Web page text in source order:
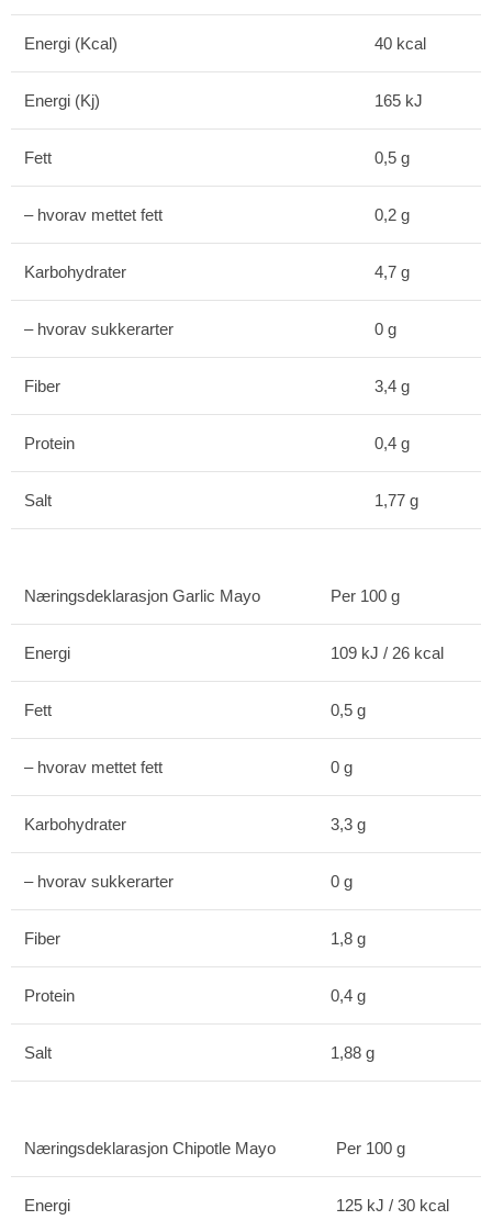
Energi (Kcal) 40 kcal
Energi (Kj) 165 kJ
Fett 0,5 g
– hvorav mettet fett 0,2 g
Karbohydrater 4,7 g
– hvorav sukkerarter 0 g
Fiber 3,4 g
Protein 0,4 g
Salt 1,77 g
Næringsdeklarasjon Garlic Mayo Per 100 g
Energi 109 kJ / 26 kcal
Fett 0,5 g
– hvorav mettet fett 0 g
Karbohydrater 3,3 g
– hvorav sukkerarter 0 g
Fiber 1,8 g
Protein 0,4 g
Salt 1,88 g
Næringsdeklarasjon Chipotle Mayo Per 100 g
Energi 125 kJ / 30 kcal